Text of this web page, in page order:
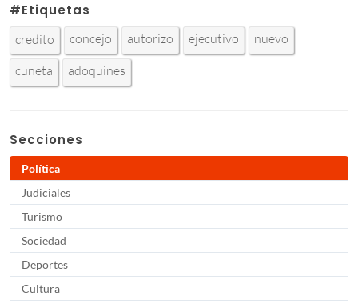
#Etiquetas
credito concejo autorizo ejecutivo
nuevo
cuneta
adoquines
Secciones
Política
Judiciales
Turismo
Sociedad
Deportes
Cultura